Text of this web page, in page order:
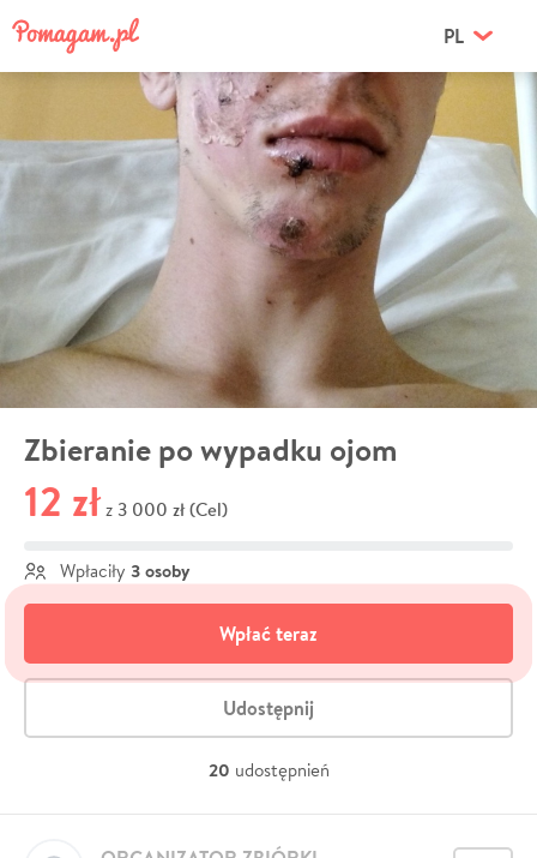
PL
Zbieranie po wypadku ojom
12 zł z 3 000 zł (Cel)
Wpłaciły 3 osoby
Wpłać teraz
Udostępnij
20 udostępnień